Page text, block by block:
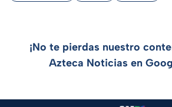
¡No te pierdas nuestro
Azteca Noticias en